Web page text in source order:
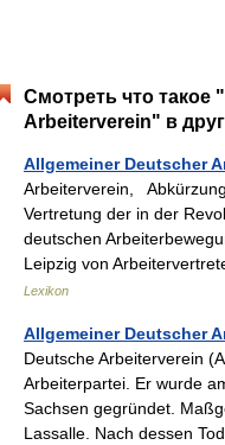
Смотреть что такое
Arbeiterverein" в
Allgemeiner Deutscher
Arbeiterverein,
Vertretung der in der
deutschen
Leipzig von
Lexikon
Allgemeiner Deutscher
Deutsche Arbeiterverein
Arbeiterpartei. Er wurde
Sachsen gegründet.
Lassalle. Nach dessen